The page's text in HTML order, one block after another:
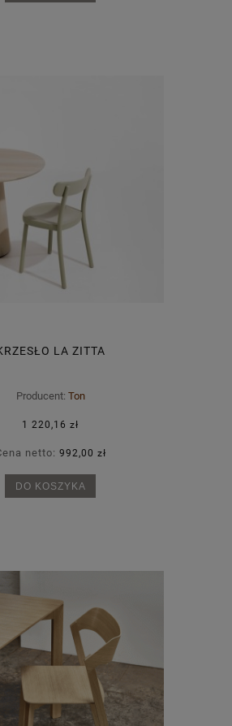
LA ZITTA
Producent: Ton
1 220,16 zł
netto: 992,00 zł
DO KOSZYKA